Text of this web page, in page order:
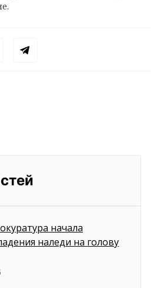
начала
наледи на голову